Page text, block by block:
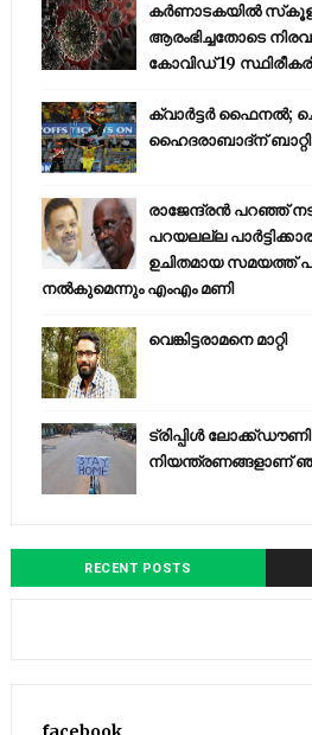
കര്‍ണാടകയില്‍
ആരംഭിച്ചതോടെ
കോവിഡ് 19
ക്വാർട്ടർ ഫൈനൽ;
ഹൈദരാബാദ്ന്
രാജേന്ദ്രന്‍ പറഞ്ഞ്
പറയലല്ല
ഉചിതമായ സമയത്ത്
നല്‍കുമെന്നും എംഎം മണി
വെങ്കിട്ടരാമനെ മാറ്റി
ട്രിപ്പിള്‍
നിയന്ത്രണങ്ങളാണ്
RECENT POSTS